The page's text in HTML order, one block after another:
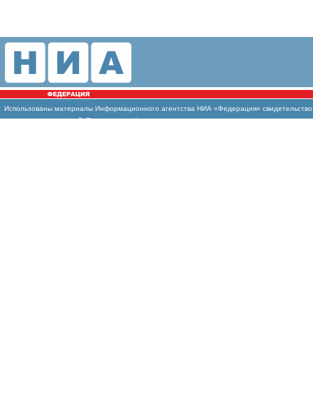
Использованы материалы Информационного агентства НИА «Федерация»
массовых коммуникаций (Роскомнадзор)